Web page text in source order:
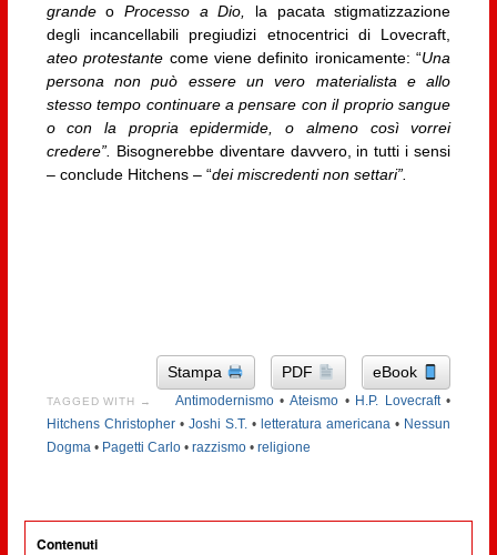
grandeoProcesso a Dio,
la pacata stigmatizzazione
degli incancellabili pregiudizi etnocentrici di Lovecraft,
ateo protestante come viene definito ironicamente: “Una
persona non può essere un vero materialista e allo
stesso tempo continuare a pensare con il proprio sangue
o con la propria epidermide, o almeno così vorrei
credere”.
Bisognerebbe diventare davvero, in tutti i sensi
– conclude Hitchens – “dei miscredenti non settari”.
Stampa PDF eBook
TAGGED WITH → Antimodernismo• Ateismo• H.P. Lovecraft•
Hitchens Christopher• Joshi S.T.• letteratura americana • Nessun
Dogma• Pagetti Carlo• razzismo• religione
Contenuti